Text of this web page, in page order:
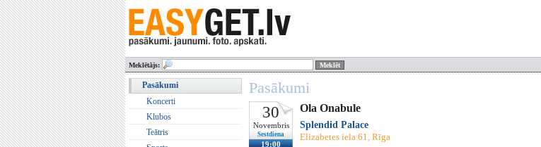
Meklētājs:
Pasākumi
Koncerti
Klubos
Teātris
Pasākumi
30
Novembris
Sestdiena
19:00
Ola Onabule
Splendid Palace
Elizabetes iela 61, Rīga